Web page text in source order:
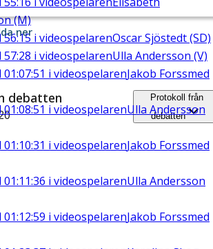
(M)
56:15 i videospelarenOscar Sjöstedt (SD)
57:28 i videospelarenUlla Andersson (V)
01:07:51 i videospelarenJakob Forssmed
01:08:51 i videospelarenUlla Andersson
01:10:31 i videospelarenJakob Forssmed
01:11:36 i videospelarenUlla Andersson
01:12:59 i videospelarenJakob Forssmed
ner
debatten
Protokoll från
debatten